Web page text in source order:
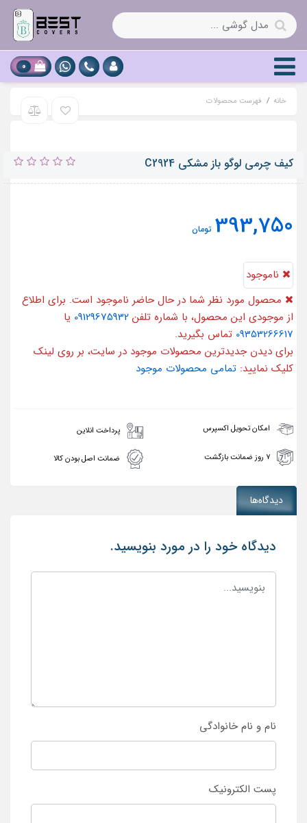
0
خانه فهرست محصولات
کیف چرمی لوگو باز مشکی C2924
393,750 تومان
ناموجود
محصول مورد نظر شما در حال حاضر ناموجود است. برای اطلاع
از موجودی این محصول، با شماره تلفن 09129675932 یا
09353266617 تماس بگیرید.
برای دیدن جدیدترین محصولات موجود در سایت، بر روی لینک
کلیک نمایید: تمامی محصولات موجود
امکان تحویل اکسپرس پرداخت انلاین
۷ روز ضمانت بازگشت ضمانت اصل بودن کالا
دیدگاه‌ها
دیدگاه خود را در مورد بنویسید.
نام و نام خانوادگی
پست الکترونیک